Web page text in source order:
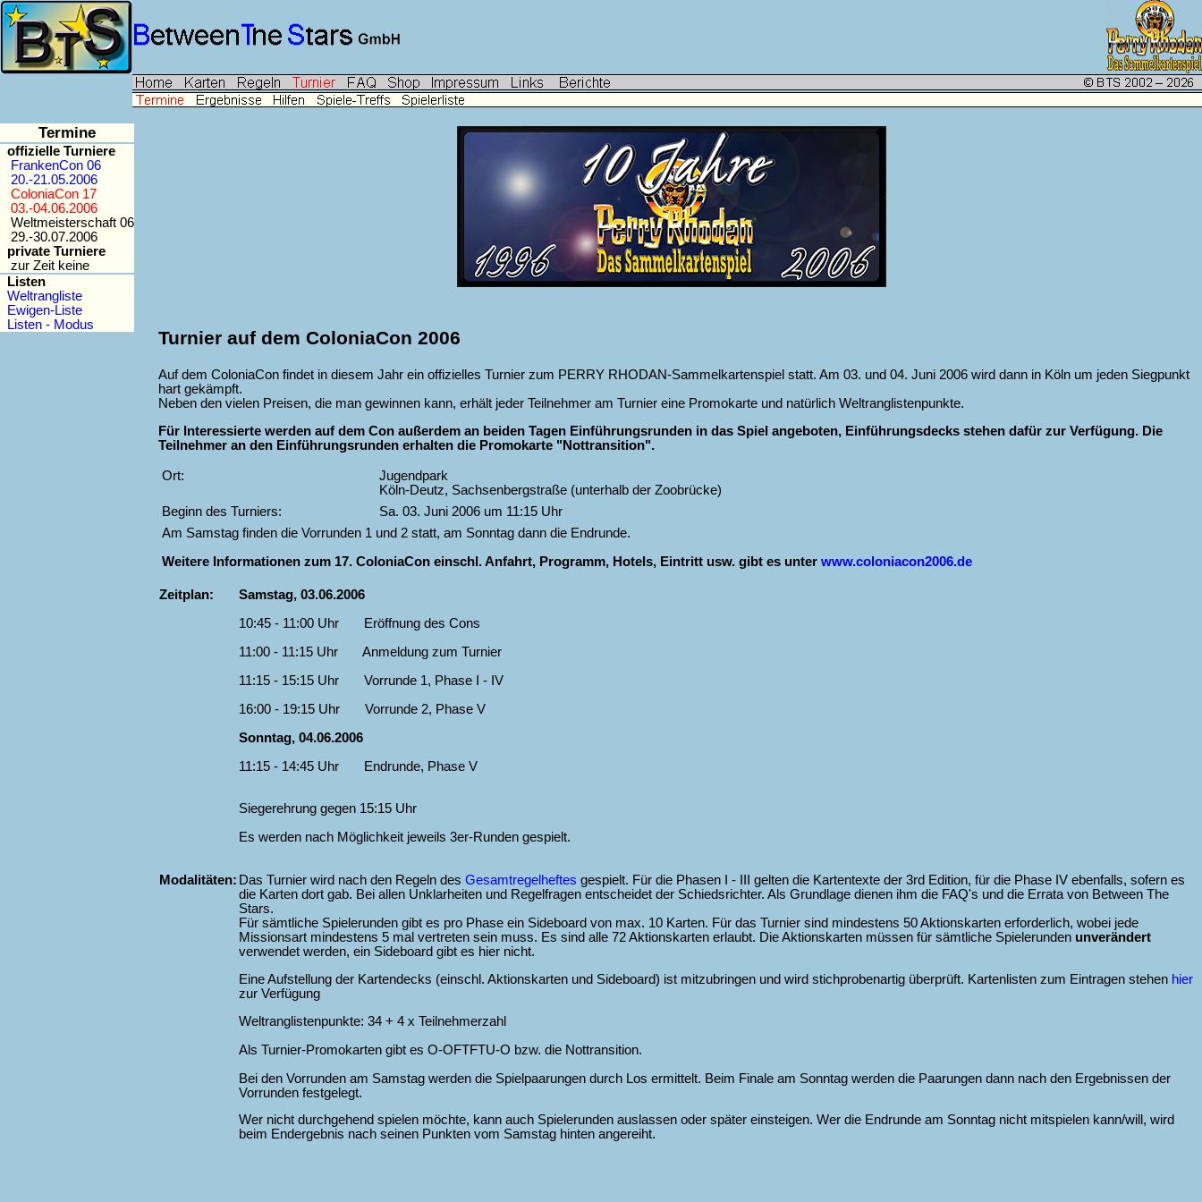
Termine
offizielle Turniere
FrankenCon 06
20.-21.05.2006
ColoniaCon 17
03.-04.06.2006
Weltmeisterschaft 06
29.-30.07.2006
private Turniere
zur Zeit keine
Listen
Weltrangliste
Ewigen-Liste
Listen - Modus
Turnier auf dem ColoniaCon 2006
Auf dem ColoniaCon findet in diesem Jahr ein offizielles Turnier zum PERRY RHODAN-Sammelkartenspiel statt. Am 03. und 04. Juni 2006 wird dann in Köln um jeden Siegpunkt
hart gekämpft.
Neben den vielen Preisen, die man gewinnen kann, erhält jeder Teilnehmer am Turnier eine Promokarte und natürlich Weltranglistenpunkte.
Für Interessierte werden auf dem Con außerdem an beiden Tagen Einführungsrunden in das Spiel angeboten, Einführungsdecks stehen dafür zur Verfügung. Die
Teilnehmer an den Einführungsrunden erhalten die Promokarte "Nottransition".
Ort:
Jugendpark
Köln-Deutz, Sachsenbergstraße (unterhalb der Zoobrücke)
Beginn des Turniers:
Sa. 03. Juni 2006 um 11:15 Uhr
Am Samstag finden die Vorrunden 1 und 2 statt, am Sonntag dann die Endrunde.
Weitere Informationen zum 17. ColoniaCon einschl. Anfahrt, Programm, Hotels, Eintritt usw. gibt es unter www.coloniacon2006.de
Zeitplan:
Samstag, 03.06.2006
10:45 - 11:00 Uhr Eröffnung des Cons
11:00 - 11:15 Uhr Anmeldung zum Turnier
11:15 - 15:15 Uhr Vorrunde 1, Phase I - IV
16:00 - 19:15 Uhr Vorrunde 2, Phase V
Sonntag, 04.06.2006
11:15 - 14:45 Uhr Endrunde, Phase V
Siegerehrung gegen 15:15 Uhr
Es werden nach Möglichkeit jeweils 3er-Runden gespielt.
Modalitäten: Das Turnier wird nach den Regeln des Gesamtregelheftes gespielt. Für die Phasen I - III gelten die Kartentexte der 3rd Edition, für die Phase IV ebenfalls, sofern es
die Karten dort gab. Bei allen Unklarheiten und Regelfragen entscheidet der Schiedsrichter. Als Grundlage dienen ihm die FAQ's und die Errata von Between The
Stars.
Für sämtliche Spielerunden gibt es pro Phase ein Sideboard von max. 10 Karten. Für das Turnier sind mindestens 50 Aktionskarten erforderlich, wobei jede
Missionsart mindestens 5 mal vertreten sein muss. Es sind alle 72 Aktionskarten erlaubt. Die Aktionskarten müssen für sämtliche Spielerunden unverändert
verwendet werden, ein Sideboard gibt es hier nicht.
Eine Aufstellung der Kartendecks (einschl. Aktionskarten und Sideboard) ist mitzubringen und wird stichprobenartig überprüft. Kartenlisten zum Eintragen stehen hier
zur Verfügung
Weltranglistenpunkte: 34 + 4 x Teilnehmerzahl
Als Turnier-Promokarten gibt es O-OFTFTU-O bzw. die Nottransition.
Bei den Vorrunden am Samstag werden die Spielpaarungen durch Los ermittelt. Beim Finale am Sonntag werden die Paarungen dann nach den Ergebnissen der
Vorrunden festgelegt.
Wer nicht durchgehend spielen möchte, kann auch Spielerunden auslassen oder später einsteigen. Wer die Endrunde am Sonntag nicht mitspielen kann/will, wird
beim Endergebnis nach seinen Punkten vom Samstag hinten angereiht.